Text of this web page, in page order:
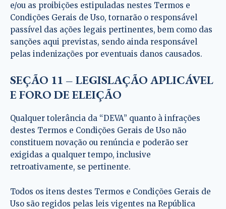
e/ou as proibições estipuladas nestes Termos e
Condições Gerais de Uso, tornarão o responsável
passível das ações legais pertinentes, bem como das
sanções aqui previstas, sendo ainda responsável
pelas indenizações por eventuais danos causados.
SEÇÃO 11 – LEGISLAÇÃO APLICÁVEL
E FORO DE ELEIÇÃO
Qualquer tolerância da “DEVA” quanto à infrações
destes Termos e Condições Gerais de Uso não
constituem novação ou renúncia e poderão ser
exigidas a qualquer tempo, inclusive
retroativamente, se pertinente.
Todos os itens destes Termos e Condições Gerais de
Uso são regidos pelas leis vigentes na República